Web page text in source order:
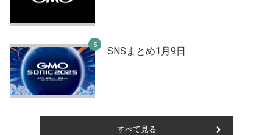
SNSまとめ1月9日
すべて見る